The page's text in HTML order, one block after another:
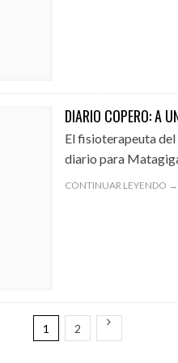
DIARIO COPERO: A
El fisioterapeuta del
diario para
CONTINUAR LEYENDO →
1 2